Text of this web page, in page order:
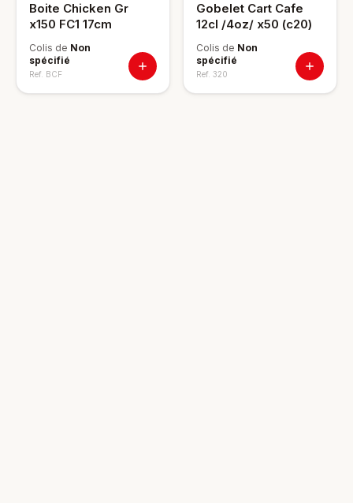
Boite Chicken Gr
x150 FC1 17cm
Colis de Non
spécifié
Ref. BCF
Gobelet Cart Cafe
12cl /4oz/ x50 (c20)
Colis de Non
spécifié
Ref. 320